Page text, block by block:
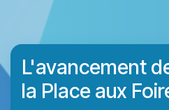
L'avancement
la Place aux